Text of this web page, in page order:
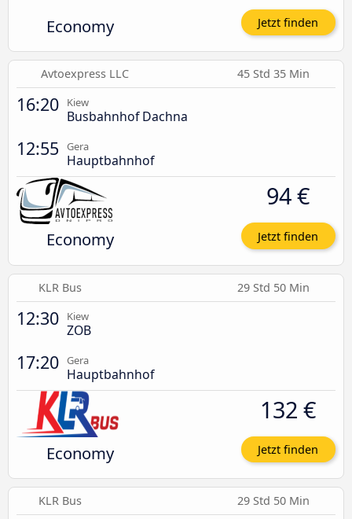
Economy Jetzt finden
Avtoexpress LLC 45 Std 35 Min
16:20 Kiew
Busbahnhof Dachna
12:55 Gera
Hauptbahnhof
Economy
94 €
Jetzt finden
KLR Bus 29 Std 50 Min
12:30 Kiew
ZOB
17:20 Gera
Hauptbahnhof
Economy
132 €
Jetzt finden
KLR Bus 29 Std 50 Min